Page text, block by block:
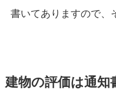
書いてありますので、
建物の評価は通知